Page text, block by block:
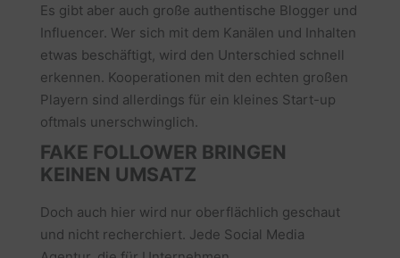
Es gibt aber auch große authentische Blogger und
Influencer. Wer sich mit dem Kanälen und Inhalten
etwas beschäftigt, wird den Unterschied schnell
erkennen. Kooperationen mit den echten großen
Playern sind allerdings für ein kleines Start-up
oftmals unerschwinglich.
FAKE FOLLOWER BRINGEN
KEINEN UMSATZ
Doch auch hier wird nur oberflächlich geschaut
und nicht recherchiert. Jede Social Media